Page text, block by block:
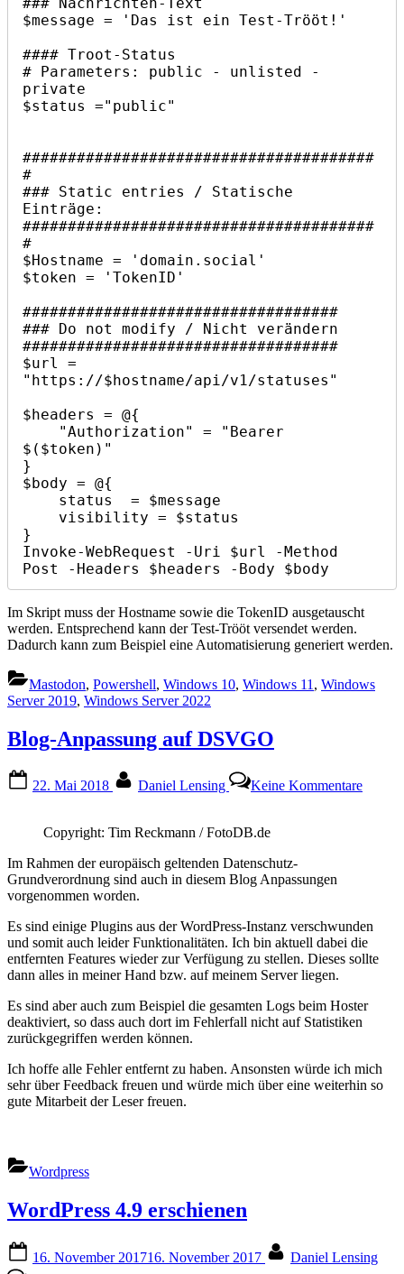
$message = 'Das ist ein Test-Trööt!'
#### Troot-Status
# Parameters: public - unlisted -
private
$status ="public"
#######################################
#
### Static entries / Statische
Einträge:
#######################################
#
$Hostname = 'domain.social'
$token = 'TokenID'
###################################
### Do not modify / Nicht verändern
###################################
$url =
"https://$hostname/api/v1/statuses"
$headers = @{
$($token)"
}
$body = @{
}
Invoke-WebRequest -Uri $url -Method
Post -Headers $headers -Body $body
Im Skript muss der Hostname sowie die TokenID ausgetauscht
werden. Entsprechend kann der Test-Trööt versendet werden.
Dadurch kann zum Beispiel eine Automatisierung generiert werden.
Mastodon, Powershell, Windows 10, Windows 11 , Windows
Server 2019, Windows Server 2022
Blog-Anpassung auf DSVGO
on
22. Mai 2018 Daniel Lensing Keine KommentareBlog-
Copyright: Tim Reckmann / FotoDB.de
Im Rahmen der europäisch geltenden Datenschutz-
Grundverordnung sind auch in diesem Blog Anpassungen
vorgenommen worden.
Es sind einige Plugins aus der WordPress-Instanz verschwunden
und somit auch leider Funktionalitäten. Ich bin aktuell dabei die
entfernten Features wieder zur Verfügung zu stellen. Dieses sollte
dann alles in meiner Hand bzw. auf meinem Server liegen.
Es sind aber auch zum Beispiel die gesamten Logs beim Hoster
deaktiviert, so dass auch dort im Fehlerfall nicht auf Statistiken
zurückgegriffen werden können.
Ich hoffe alle Fehler entfernt zu haben. Ansonsten würde ich mich
sehr über Feedback freuen und würde mich über eine weiterhin so
gute Mitarbeit der Leser freuen.
Wordpress
WordPress 4.9 erschienen
on
16. November 201716. November 2017
Daniel Lensing